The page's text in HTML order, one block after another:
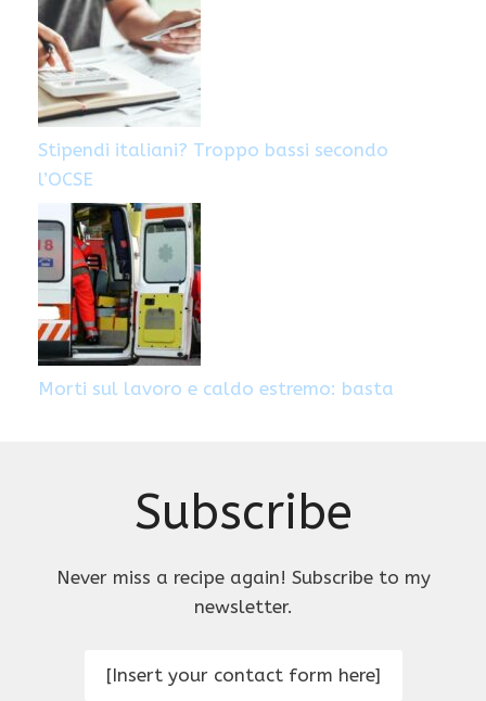
Stipendi italiani? Troppo bassi secondo
l’OCSE
Morti sul lavoro e caldo estremo: basta
Subscribe
Never miss a recipe again! Subscribe to my
newsletter.
[Insert your contact form here]